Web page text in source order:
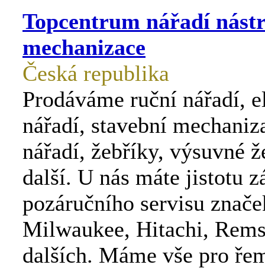
Topcentrum nářadí
mechanizace
Česká republika
Prodáváme ruční nářadí,
nářadí, stavební
nářadí, žebříky, výsuvné
další. U nás máte jistotu
pozáručního servisu
Milwaukee, Hitachi,
dalších. Máme vše pro